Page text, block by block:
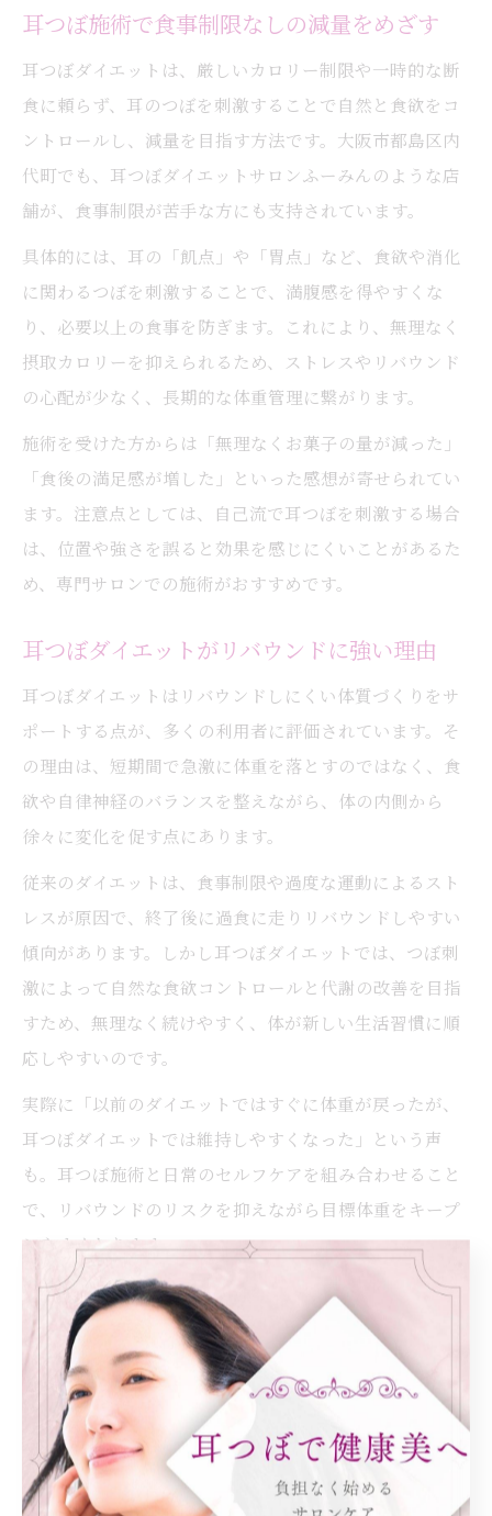
耳つぼ施術で食事制限なしの減量をめざす
耳つぼダイエットは、厳しいカロリー制限や一時的な断
食に頼らず、耳のつぼを刺激することで自然と食欲をコ
ントロールし、減量を目指す方法です。大阪市都島区内
代町でも、耳つぼダイエットサロンふーみんのような店
舗が、食事制限が苦手な方にも支持されています。
具体的には、耳の「飢点」や「胃点」など、食欲や消化
に関わるつぼを刺激することで、満腹感を得やすくな
り、必要以上の食事を防ぎます。これにより、無理なく
摂取カロリーを抑えられるため、ストレスやリバウンド
の心配が少なく、長期的な体重管理に繋がります。
施術を受けた方からは「無理なくお菓子の量が減った」
「食後の満足感が増した」といった感想が寄せられてい
ます。注意点としては、自己流で耳つぼを刺激する場合
は、位置や強さを誤ると効果を感じにくいことがあるた
め、専門サロンでの施術がおすすめです。
耳つぼダイエットがリバウンドに強い理由
耳つぼダイエットはリバウンドしにくい体質づくりをサ
ポートする点が、多くの利用者に評価されています。そ
の理由は、短期間で急激に体重を落とすのではなく、食
欲や自律神経のバランスを整えながら、体の内側から
徐々に変化を促す点にあります。
従来のダイエットは、食事制限や過度な運動によるスト
レスが原因で、終了後に過食に走りリバウンドしやすい
傾向があります。しかし耳つぼダイエットでは、つぼ刺
激によって自然な食欲コントロールと代謝の改善を目指
すため、無理なく続けやすく、体が新しい生活習慣に順
応しやすいのです。
実際に「以前のダイエットではすぐに体重が戻ったが、
耳つぼダイエットでは維持しやすくなった」という声
も。耳つぼ施術と日常のセルフケアを組み合わせること
で、リバウンドのリスクを抑えながら目標体重をキープ
しやすくなります。
耳つぼダイエットと生活習慣の見直しポイン
ト
耳つぼダイエットの効果を高めるためには、日々の生活
習慣の見直しも重要です。特に、夜遅い食事や間食、睡
眠不足、ストレス過多などは、甘いものへの依存や食欲
の乱れを引き起こしやすくなります。